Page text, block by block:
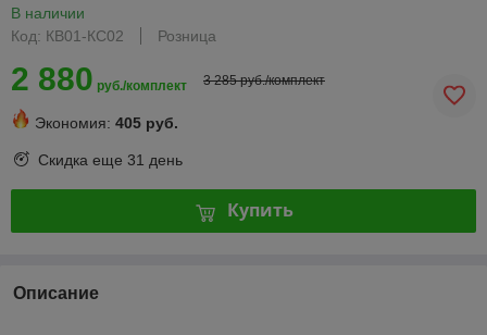
В наличии
Код: КВ01-КС02
Розница
2 880 руб./комплект 3 285 руб./комплект
Экономия: 405 руб.
Скидка еще 31 день
Купить
Описание